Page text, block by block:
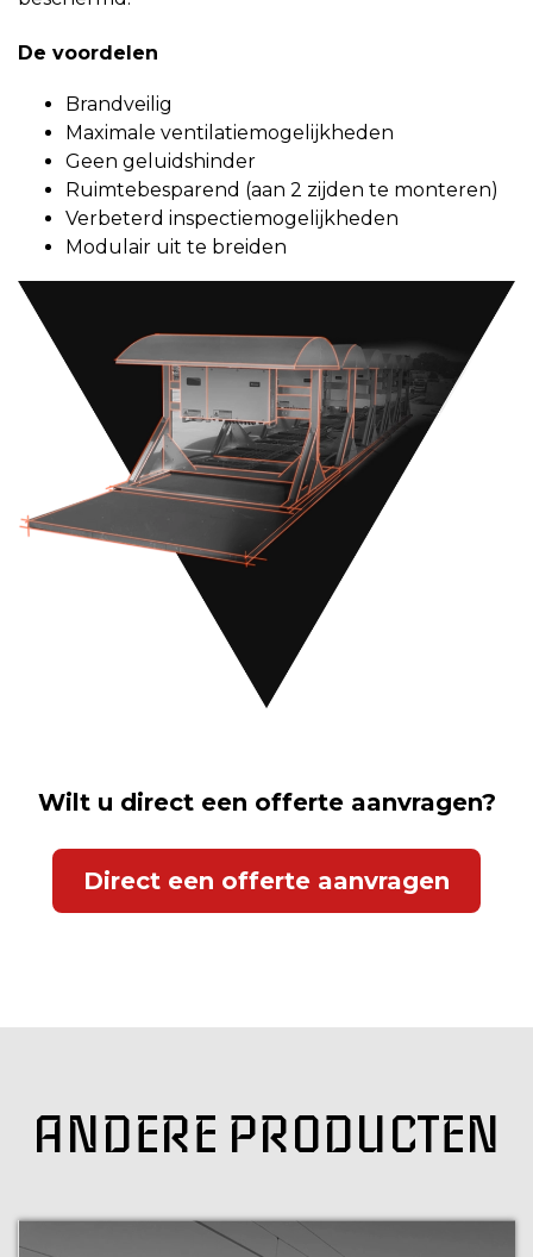
De voordelen
Brandveilig
Maximale ventilatiemogelijkheden
Geen geluidshinder
Ruimtebesparend (aan 2 zijden te monteren)
Verbeterd inspectiemogelijkheden
Modulair uit te breiden
Wilt u direct een offerte aanvragen?
Direct een offerte aanvragen
ANDERE PRODUCTEN